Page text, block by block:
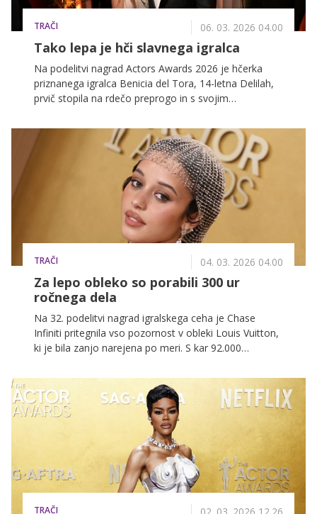
TRAČI 06. 03. 2026 04.00
Tako lepa je hči slavnega igralca
Na podelitvi nagrad Actors Awards 2026 je hčerka
priznanega igralca Benicia del Tora, 14-letna Delilah,
prvič stopila na rdečo preprogo in s svojim
mednarodne javnosti.
TRAČI 04. 03. 2026 04.00
Za lepo obleko so porabili 300 ur
ročnega dela
Na 32. podelitvi nagrad igralskega ceha je Chase
Infiniti pritegnila vso pozornost v obleki Louis Vuitton,
ki je bila zanjo narejena po meri. S kar 92.000
obleka ni razočarala.
TRAČI